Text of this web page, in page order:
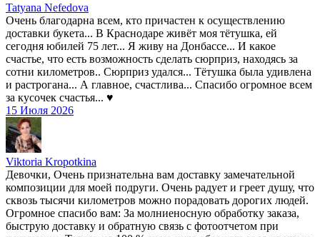
Tatyana Nefedova
Очень благодарна всем, кто причастен к осуществлению
доставки букета... В Краснодаре живёт моя тётушка, ей
сегодня юбилей 75 лет... Я живу на Донбассе... И какое
счастье, что есть возможность сделать сюрприз, находясь за
сотни километров.. Сюрприз удался... Тётушка была удивлена
и растрогана... А главное, счастлива... Спасибо огромное всем
за кусочек счастья... ♥️
15 Июля 2026
Viktoria Kropotkina
Девочки, Очень признательна вам доставку замечательной
композиции для моей подруги. Очень радует и греет душу, что
сквозь тысячи километров можно порадовать дорогих людей.
Огромное спасибо вам: За молниеносную обработку заказа,
быструю доставку и обратную связь с фотоотчетом при